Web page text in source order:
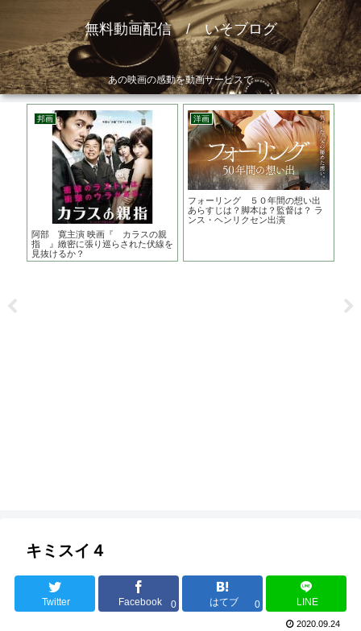
無料動画配信 / いそブログ
あの映画の感動を動画サービスで
邦画
阿部 寛主演 映画『 カラスの親
指 』緻密に張り巡らされた伏線を
見抜けるか？
洋画
フォーリング ５０年間の想い出
あらすじは？脚本は？監督は？ ラ
ンス・ヘンリクセン出演
キミスイ４
Twitter Facebook 0 はてブ 0 LINE
2020.09.24